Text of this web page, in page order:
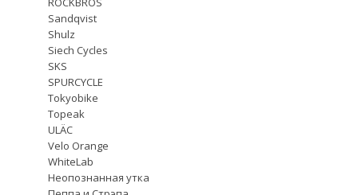
Sandqvist
Shulz
Siech Cycles
SKS
SPURCYCLE
Tokyobike
Topeak
ULÄC
Velo Orange
WhiteLab
Неопознанная утка